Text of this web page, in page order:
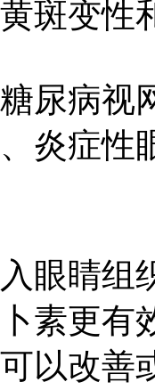
斑变性
尿病视
炎症性
眼睛组
素更有
以改善